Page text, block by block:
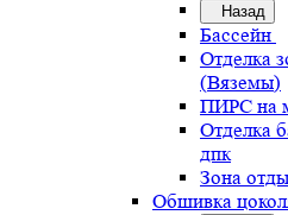
Назад
Бассейн
Отделка
(Вяземы)
ПИРС на
Отделка
дпк
Зона
Обшивка